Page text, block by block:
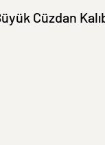
Cüzdan